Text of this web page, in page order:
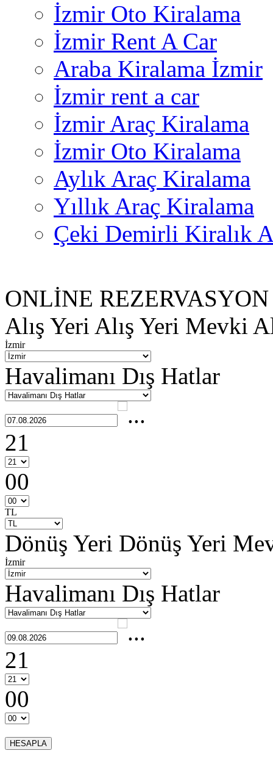
İzmir Oto Kiralama
İzmir Rent A Car
Araba Kiralama İzmir
İzmir rent a car
İzmir Araç Kiralama
İzmir Oto Kiralama
Aylık Araç Kiralama
Yıllık Araç Kiralama
Çeki Demirli Kiralık
ONLİNE REZERVASYON
Alış Yeri Alış Yeri Mevki
İzmir
Havalimanı Dış Hatlar
21
00
TL
Dönüş Yeri Dönüş Yeri
İzmir
Havalimanı Dış Hatlar
21
00